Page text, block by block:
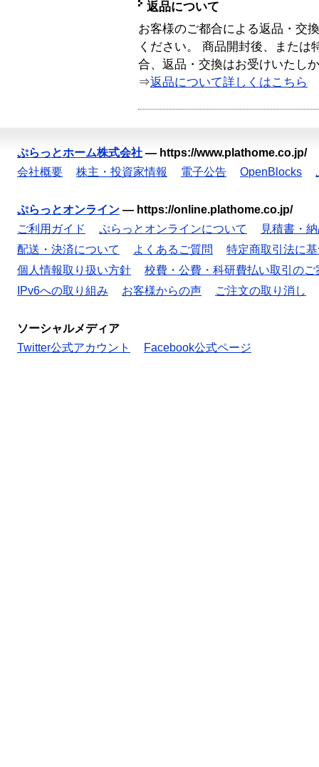
返品について
お客様のご都合による返品・交
ください。 商品開封後、または
合、返品・交換はお受けいたし
⇒返品について詳しくはこちら
ぷらっとホーム株式会社 — https://www.plathome.co.jp/
会社概要
株主・投資家情報 電子公告 OpenBlocks
ぷらっとオンライン — https://online.plathome.co.jp/
ご利用ガイド
ぷらっとオンラインについて
見積書・
配送・決済について
よくあるご質問
特定商取引法に
個人情報取り扱い方針
校費・公費・科研費払い取引のご
IPv6への取り組み
お客様からの声 ご注文の取り消し
ソーシャルメディア
Twitter公式アカウント
Facebook公式ページ